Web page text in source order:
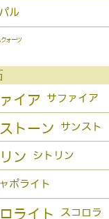
ォーツ
ル
サファイア
サンスト
シトリン
ポライト
スコロラ